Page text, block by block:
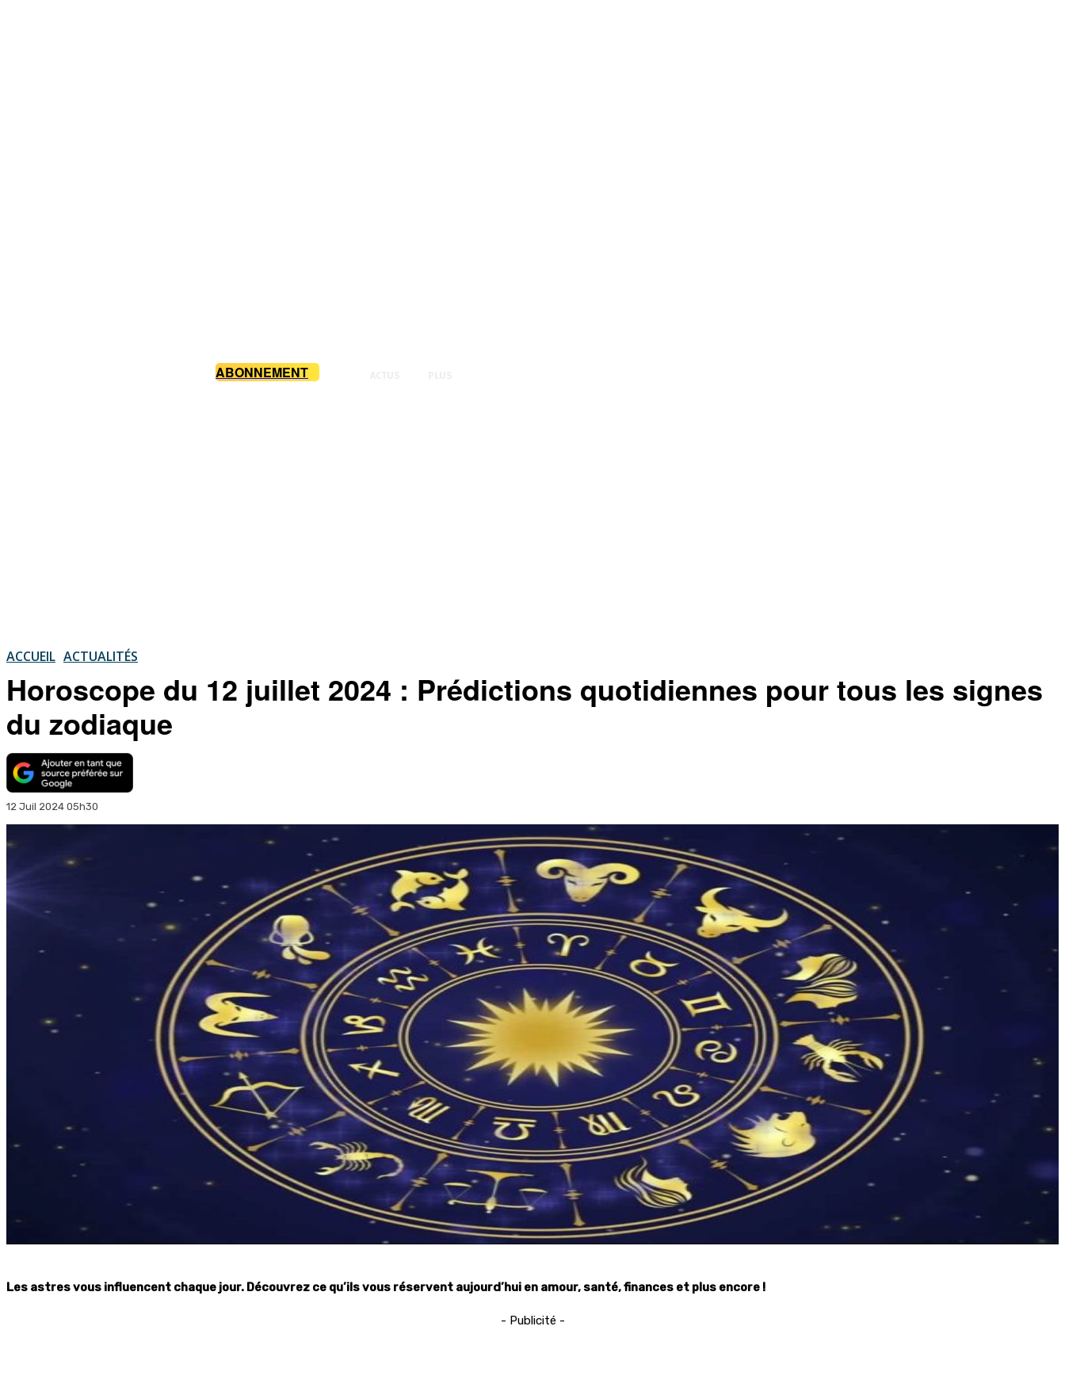
ABONNEMENT
ACCUEIL ACTUALITÉS
Horoscope du 12 juillet 2024 : Prédictions quotidiennes pour tous les signes
du zodiaque
12 Juil 2024 05h30
Les astres vous influencent chaque jour. Découvrez ce qu’ils vous réservent aujourd’hui en amour, santé, finances et plus encore !
- Publicité -